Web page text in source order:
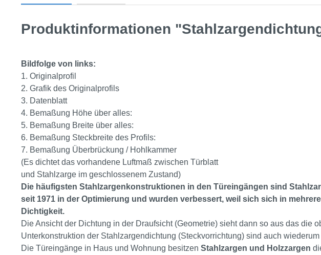
Produktinformationen
Bildfolge von links:
1. Originalprofil
2. Grafik des Originalprofils
3. Datenblatt
4. Bemaßung Höhe über alles:
5. Bemaßung Breite über alles:
6. Bemaßung Steckbreite des Profils:
7. Bemaßung Überbrückung / Hohlkammer
(Es dichtet das vorhandene Luftmaß zwischen Türblatt
und Stahlzarge im geschlossenem Zustand)
Die häufigsten Stahlzargenkonstruktionen in den Türeingängen sind
seit 1971 in der Optimierung und wurden verbessert, weil sich sich in
Dichtigkeit.
Die Ansicht der Dichtung in der Draufsicht (Geometrie) sieht dann so aus das die
Unterkonstruktion der Stahlzargendichtung (Steckvorrichtung) sind auch
Die Türeingänge in Haus und Wohnung besitzen Stahlzargen und Holzzargen